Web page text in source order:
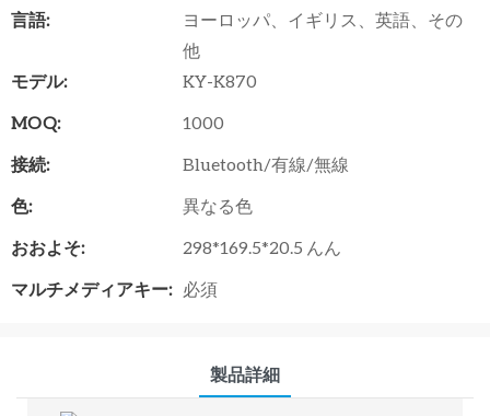
言語:
ヨーロッパ、イギリス、英語、その
他
モデル:
KY-K870
MOQ:
1000
接続:
Bluetooth/有線/無線
色:
異なる色
おおよそ:
298*169.5*20.5 んん
マルチメディアキー: 必須
製品詳細